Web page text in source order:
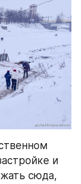
и
сюда,